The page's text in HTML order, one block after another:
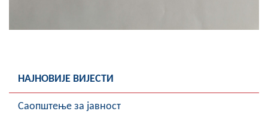
НАЈНОВИЈЕ ВИЈЕСТИ
Саопштење за јавност